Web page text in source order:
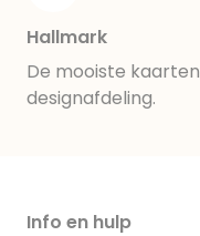
Hallmark
De mooiste
designafdeling.
Info en hulp